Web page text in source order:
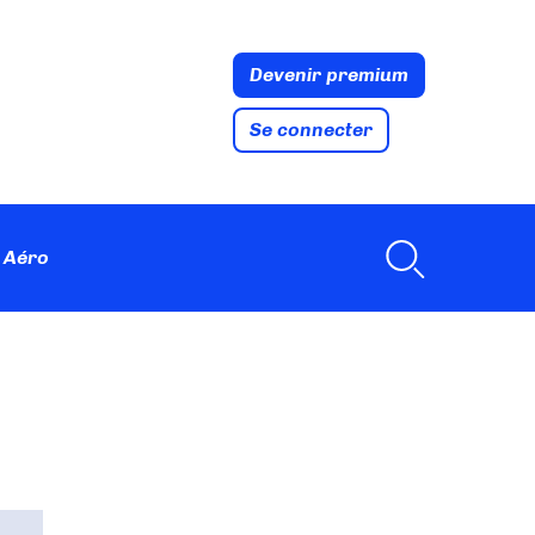
Devenir premium
Se connecter